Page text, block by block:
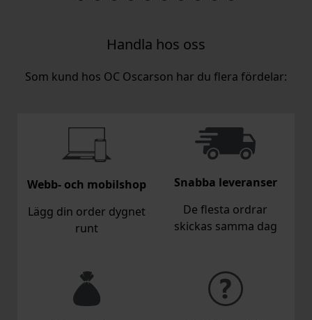
Handla hos oss
Som kund hos OC Oscarson har du flera fördelar:
Webb- och mobilshop
Lägg din order dygnet
runt
Snabba leveranser
De flesta ordrar
skickas samma dag